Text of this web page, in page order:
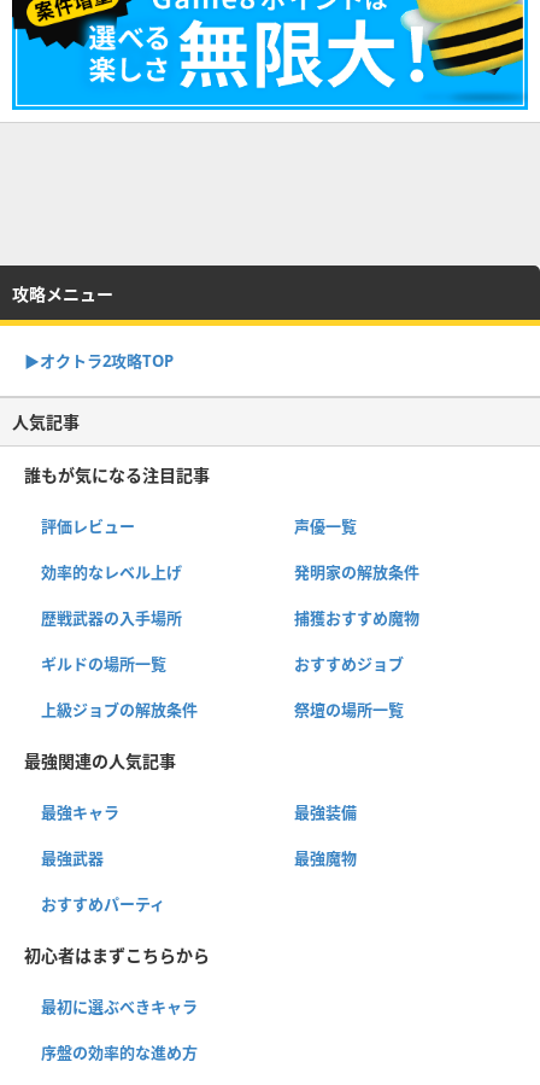
攻略メニュー
▶︎オクトラ2攻略TOP
人気記事
誰もが気になる注目記事
評価レビュー 声優一覧
効率的なレベル上げ 発明家の解放条件
歴戦武器の入手場所 捕獲おすすめ魔物
ギルドの場所一覧 おすすめジョブ
上級ジョブの解放条件 祭壇の場所一覧
最強関連の人気記事
最強キャラ 最強装備
最強武器 最強魔物
おすすめパーティ
初心者はまずこちらから
最初に選ぶべきキャラ
序盤の効率的な進め方